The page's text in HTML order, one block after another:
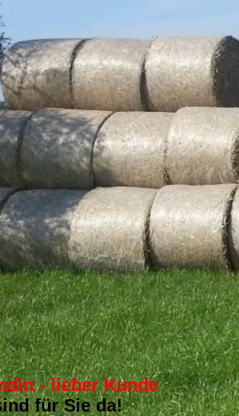
- lieber Kunde
für Sie da!